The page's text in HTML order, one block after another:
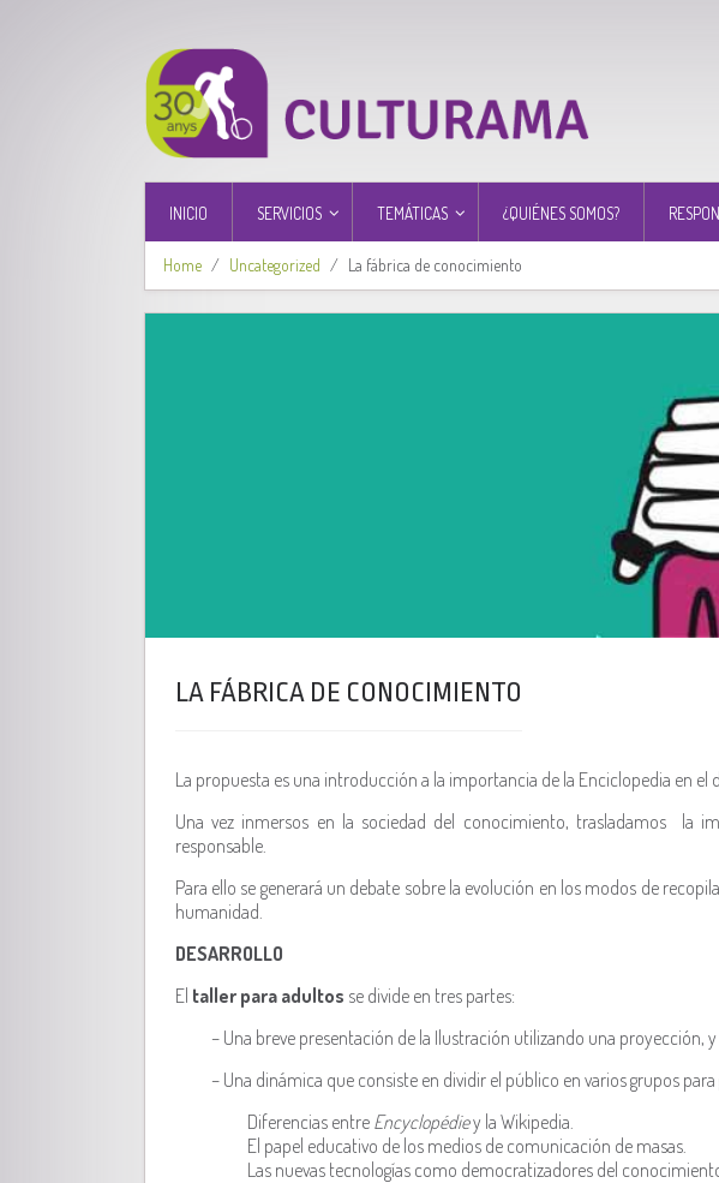
INICIO SERVICIOS TEMÁTICAS ¿QUIÉNES SOMOS?
Home Uncategorized La fábrica de conocimiento
LA FÁBRICA DE CONOCIMIENTO
La propuesta es una introducción a la importancia de la Enciclopedia en
Una vez inmersos en la sociedad del conocimiento, trasladamos la
responsable.
Para ello se generará un debate sobre la evolución en los modos de
humanidad.
DESARROLLO
El taller para adultos se divide en tres partes:
– Una breve presentación de la Ilustración utilizando una proyección,
– Una dinámica que consiste en dividir el público en varios grupos
Diferencias entre Encyclopédiey la Wikipedia.
El papel educativo de los medios de comunicación de masas.
Las nuevas tecnologías como democratizadores del